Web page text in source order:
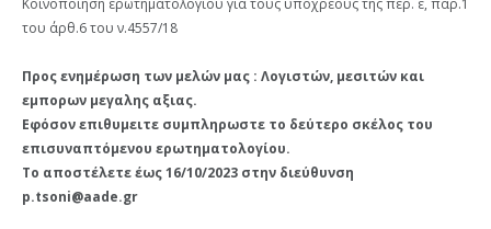
Κοινοποίηση ερωτηματολογίου για τους υπόχρεους της περ. ε, παρ.1
του άρθ.6 του ν.4557/18
Προς ενημέρωση των μελών μας : Λογιστών, μεσιτών και
εμπορων μεγαλης αξιας.
Εφόσον επιθυμειτε συμπληρωστε το δεύτερο σκέλος του
επισυναπτόμενου ερωτηματολογίου.
Το αποστέλετε έως 16/10/2023 στην διεύθυνση
p.tsoni@aade.gr